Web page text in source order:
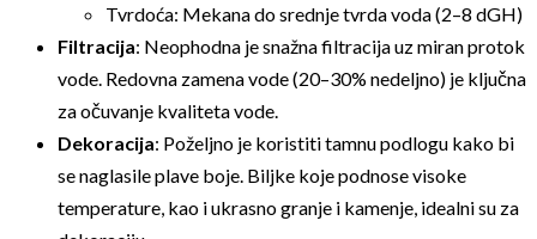
Tvrdoća: Mekana do srednje tvrda voda (2–8 dGH)
Filtracija: Neophodna je snažna filtracija uz miran protok
vode. Redovna zamena vode (20–30% nedeljno) je ključna
za očuvanje kvaliteta vode.
Dekoracija: Poželjno je koristiti tamnu podlogu kako bi
se naglasile plave boje. Biljke koje podnose visoke
temperature, kao i ukrasno granje i kamenje, idealni su za